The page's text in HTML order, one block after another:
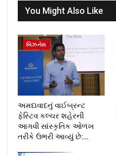
You Might Also Like
બિઝનેસ
અમદાવાદનું વાઈબ્રન્ટ
ફેસ્ટિવ કલ્ચર શહેરની
આગવી સાંસ્કૃતિક ઓળખ
તરીકે ઉભરી આવ્યું છે:…